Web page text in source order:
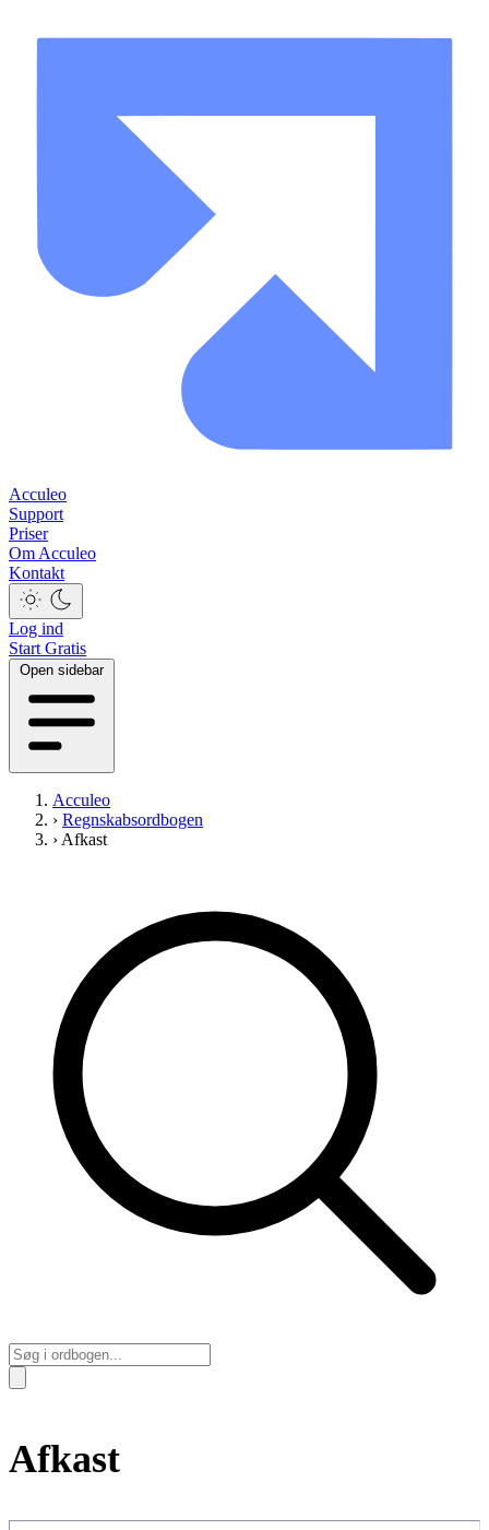
Acculeo
Support
Priser
Om Acculeo
Kontakt
Log ind
Start Gratis
Open sidebar
Acculeo
› Regnskabsordbogen
› Afkast
Afkast